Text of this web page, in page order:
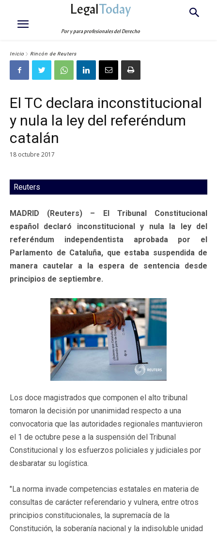
LegalToday
Por y para profesionales del Derecho
Inicio Rincón de Reuters
El TC declara inconstitucional
y nula la ley del referéndum
catalán
18 octubre 2017
Reuters
MADRID (Reuters) – El Tribunal Constitucional
español declaró inconstitucional y nula la ley del
referéndum independentista aprobada por el
Parlamento de Cataluña, que estaba suspendida de
manera cautelar a la espera de sentencia desde
principios de septiembre.
Los doce magistrados que componen el alto tribunal
tomaron la decisión por unanimidad respecto a una
convocatoria que las autoridades regionales mantuvieron
el 1 de octubre pese a la suspensión del Tribunal
Constitucional y los esfuerzos policiales y judiciales por
desbaratar su logística.
"La norma invade competencias estatales en materia de
consultas de carácter referendario y vulnera, entre otros
principios constitucionales, la supremacía de la
Constitución, la soberanía nacional y la indisoluble unidad